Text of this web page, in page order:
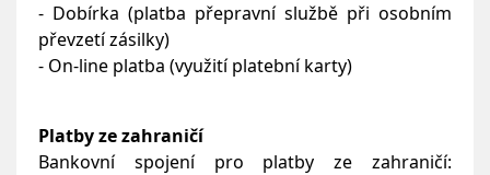
- Dobírka (platba přepravní službě při osobním
převzetí zásilky)
- On-line platba (využití platební karty)
Platby ze zahraničí
Bankovní spojení pro platby ze zahraničí: